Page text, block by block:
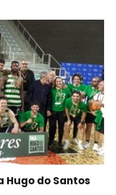
do Santos